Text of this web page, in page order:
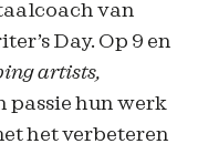
van
Day. Op 9 en
artists,
passie hun werk
het verbeteren